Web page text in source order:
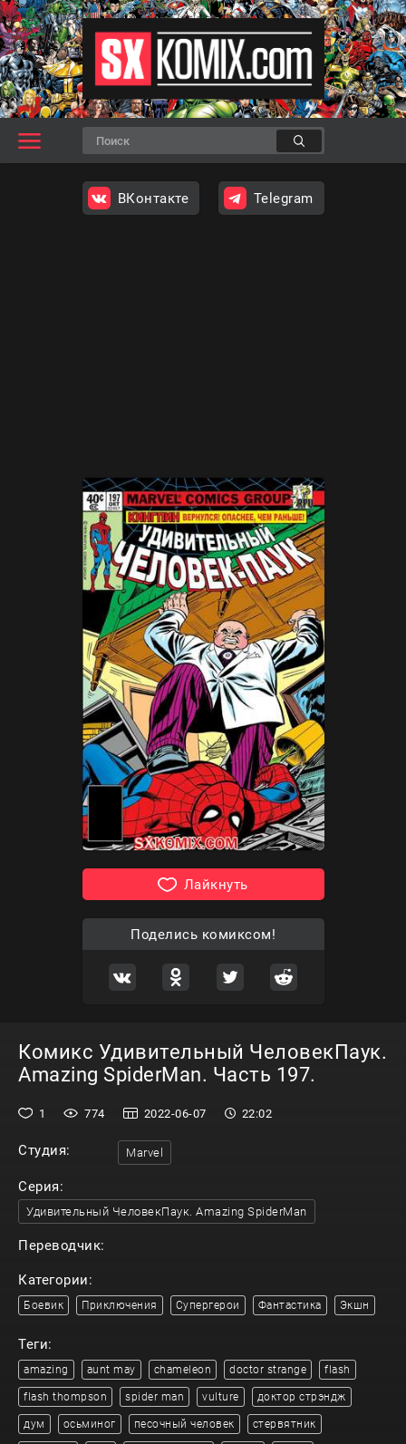
ВКонтакте Telegram
Лайкнуть
Поделись комиксом!
Комикс Удивительный ЧеловекПаук.
Amazing SpiderMan. Часть 197.
1 774 2022-06-07 22:02
Студия: Marvel
Серия:
Удивительный ЧеловекПаук. Amazing SpiderMan
Переводчик:
Категории:
Боевик Приключения Супергерои Фантастика Экшн
Теги:
amazing aunt may chameleon doctor strange flash
flash thompson spider man vulture доктор стрэндж
дум осьминог песочный человек стервятник